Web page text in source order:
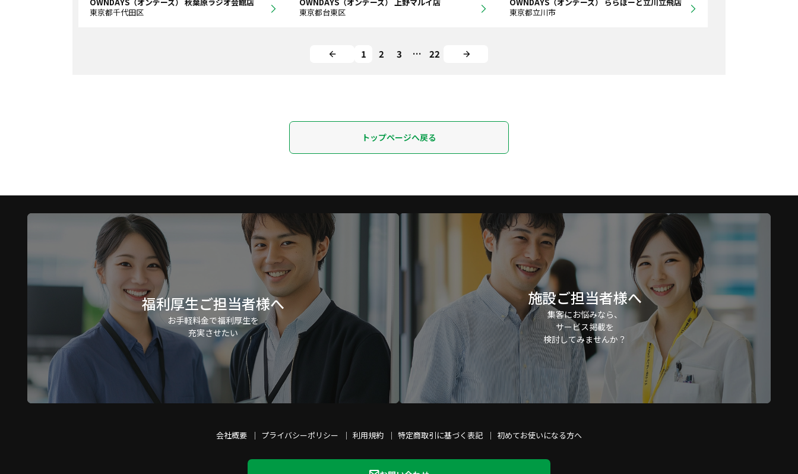
東京都千代田区
東京都台東区
東京都立川市
1 2 3 … 22
トップページへ戻る
福利厚生ご担当者様へ
お手軽料金で福利厚生を
充実させたい
施設ご担当者様へ
集客にお悩みなら、
サービス掲載を
検討してみませんか？
会社概要 プライバシーポリシー 利用規約 特定商取引に基づく表記 初めてお使いになる方へ